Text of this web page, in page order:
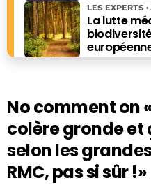
La lutte
LES EXPERTS
No comment on
colère gronde et
selon les
RMC, pas si sûr !»